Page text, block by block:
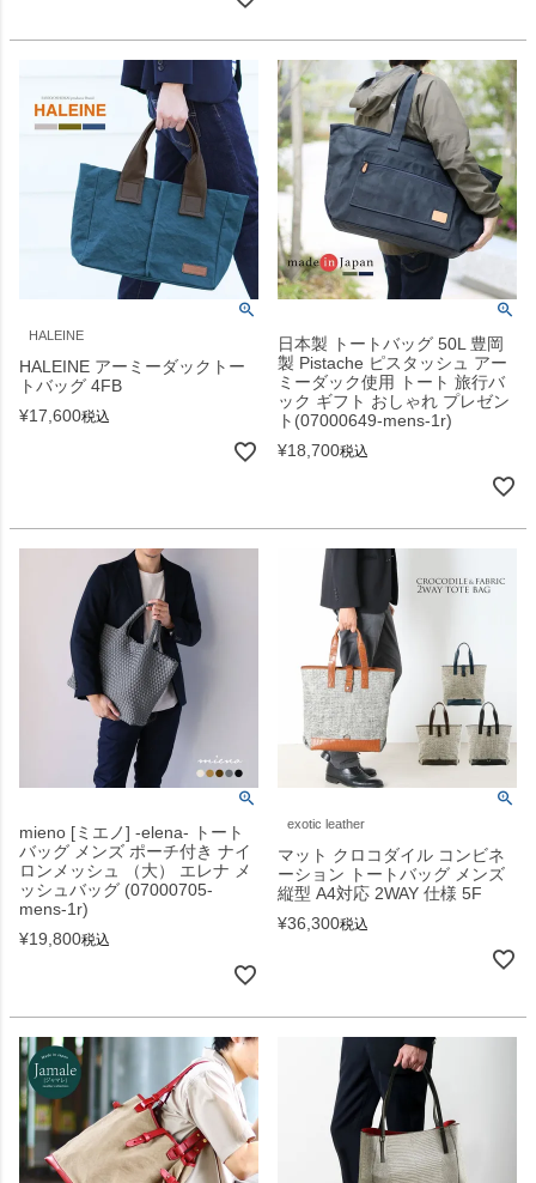
HALEINE
HALEINE アーミーダックトー
トバッグ 4FB
¥17,600税込
日本製 トートバッグ 50L 豊岡
製 Pistache ピスタッシュ アー
ミーダック使用 トート 旅行バ
ック ギフト おしゃれ プレゼン
ト(07000649-mens-1r)
¥18,700税込
mieno [ミエノ] -elena- トート
バッグ メンズ ポーチ付き ナイ
ロンメッシュ （大） エレナ メ
ッシュバッグ (07000705-
mens-1r)
¥19,800税込
exotic leather
マット クロコダイル コンビネ
ーション トートバッグ メンズ
縦型 A4対応 2WAY 仕様 5F
¥36,300税込